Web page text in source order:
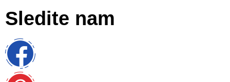
Sledite nam